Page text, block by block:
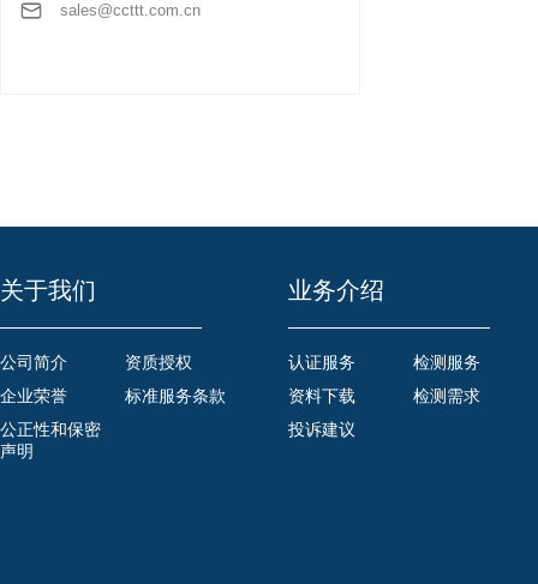
sales@ccttt.com.cn
关于我们
公司简介
资质授权
企业荣誉
标准服务条款
公正性和保密
声明
业务介绍
认证服务
检测服务
资料下载
检测需求
投诉建议